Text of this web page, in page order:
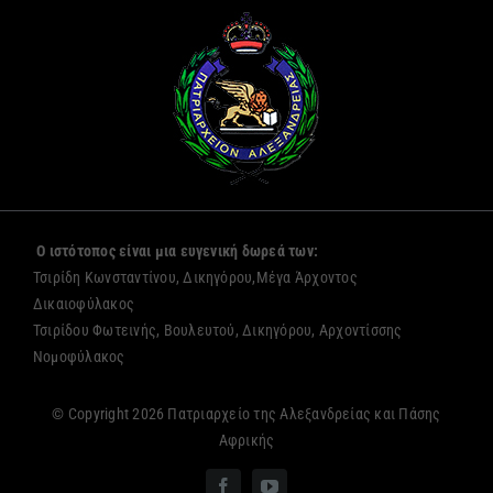
Ο ιστότοπος είναι μια ευγενική δωρεά των:
Τσιρίδη Κωνσταντίνου, Δικηγόρου,Μέγα Άρχοντος
Δικαιοφύλακος
Τσιρίδου Φωτεινής, Βουλευτού, Δικηγόρου, Αρχοντίσσης
Νομοφύλακος
© Copyright 2026 Πατριαρχείο της Αλεξανδρείας και Πάσης
Αφρικής